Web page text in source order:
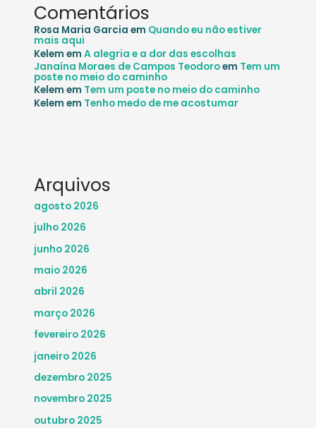
Comentários
Rosa Maria Garcia em Quando eu não estiver
mais aqui
Kelem emA alegria e a dor das escolhas
Janaína Moraes de Campos Teodoroem Tem um
poste no meio do caminho
Kelem em Tem um poste no meio do caminho
Kelem em Tenho medo de me acostumar
Arquivos
agosto 2026
julho 2026
junho 2026
maio 2026
abril 2026
março 2026
fevereiro 2026
janeiro 2026
dezembro 2025
novembro 2025
outubro 2025